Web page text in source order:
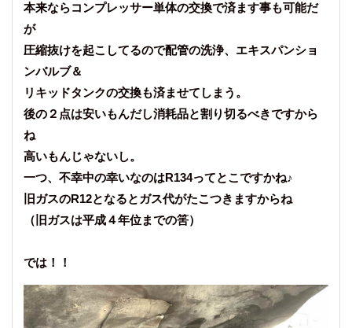
本来ならコンプレッサー単体の交換で済ます事も可能だ
が
圧縮抜けを起こしてるので配管の洗浄、エキスパンショ
ンバルブ＆
リキッドタンクの交換も済ませてしまう。
後の２点は安いもんだし消耗品と割り切るべきですから
ね
高いもんじゃないし。
一つ、不幸中の幸いなのはR134ってとこですかね♪
旧ガスのR12となるとガス代がたこつきますからね
（旧ガスは平成４年位までの筈）
では！！